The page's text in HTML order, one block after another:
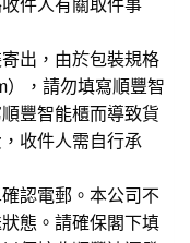
出，由於包裝規格
，請勿填寫順豐智
豐智能櫃而導致貨
收件人需自行承
認電郵。本公司不
態。請確保閣下填